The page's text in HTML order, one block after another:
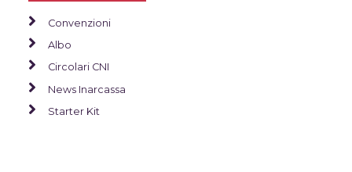
Convenzioni
Albo
Circolari CNI
News Inarcassa
Starter Kit